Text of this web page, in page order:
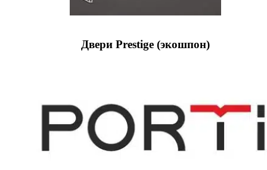
Двери Prestige (экошпон)